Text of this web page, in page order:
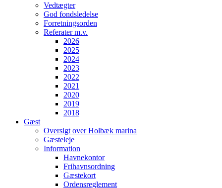
Vedtægter
God fondsledelse
Forretningsorden
Referater m.v.
2026
2025
2024
2023
2022
2021
2020
2019
2018
Gæst
Oversigt over Holbæk marina
Gæsteleje
Information
Havnekontor
Frihavnsordning
Gæstekort
Ordensreglement